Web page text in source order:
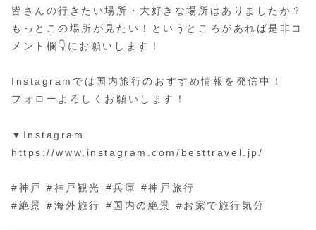
皆さんの行きたい場所・大好きな場所はありましたか？
もっとこの場所が見たい！というところがあれば是非コ
メント欄👇にお願いします！
Instagramでは国内旅行のおすすめ情報を発信中！
フォローよろしくお願いします！
▼Instagram
https://www.instagram.com/besttravel.jp/
#神戸 #神戸観光 #兵庫 #神戸旅行
#絶景 #海外旅行 #国内の絶景 #お家で旅行気分